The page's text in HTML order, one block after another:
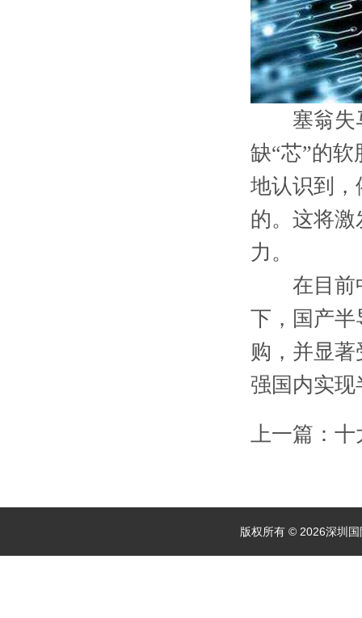
塞翁失马
缺“芯”的
地认识到
的。这将
力。
在目前中
下，国产
购，并显
强国内实
上一篇：
版权所有 © 2026深圳